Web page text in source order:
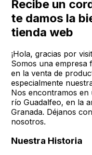
Recibe un
te damos la
tienda web
¡Hola, gracias por
Somos una empresa
en la venta de
especialmente
Nos encontramos
río Guadalfeo, en la
Granada. Déjanos
nosotros.
Nuestra Historia